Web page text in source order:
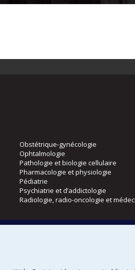
Obstétrique-gynécologie
Ophtalmologie
Pathologie et biologie cellulaire
Pharmacologie et physiologie
Pédiatrie
Psychiatrie et d’addictologie
Radiologie, radio-oncologie et